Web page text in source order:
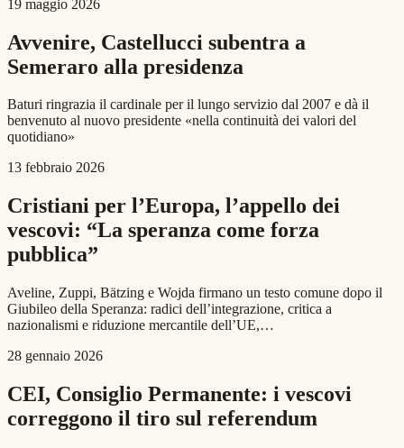
19 maggio 2026
Avvenire, Castellucci subentra a
Semeraro alla presidenza
Baturi ringrazia il cardinale per il lungo servizio dal 2007 e dà il
benvenuto al nuovo presidente «nella continuità dei valori del
quotidiano»
13 febbraio 2026
Cristiani per l’Europa, l’appello dei
vescovi: “La speranza come forza
pubblica”
Aveline, Zuppi, Bätzing e Wojda firmano un testo comune dopo il
Giubileo della Speranza: radici dell’integrazione, critica a
nazionalismi e riduzione mercantile dell’UE,…
28 gennaio 2026
CEI, Consiglio Permanente: i vescovi
correggono il tiro sul referendum